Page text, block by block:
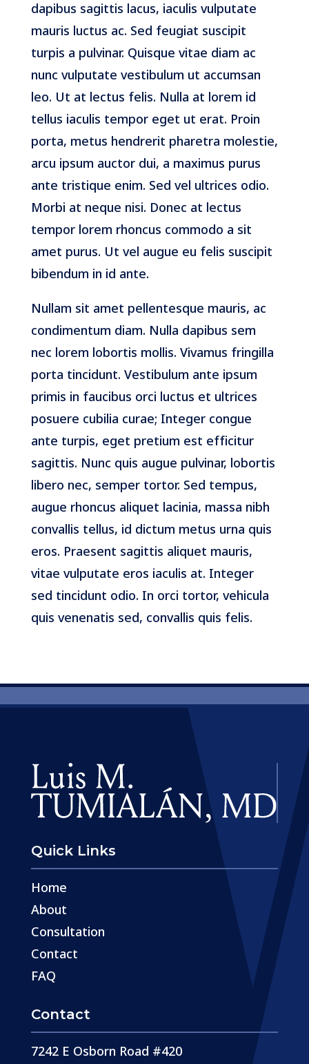
dapibus sagittis lacus, iaculis vulputate
mauris luctus ac. Sed feugiat suscipit
turpis a pulvinar. Quisque vitae diam ac
nunc vulputate vestibulum ut accumsan
leo. Ut at lectus felis. Nulla at lorem id
tellus iaculis tempor eget ut erat. Proin
porta, metus hendrerit pharetra molestie,
arcu ipsum auctor dui, a maximus purus
ante tristique enim. Sed vel ultrices odio.
Morbi at neque nisi. Donec at lectus
tempor lorem rhoncus commodo a sit
amet purus. Ut vel augue eu felis suscipit
bibendum in id ante.
Nullam sit amet pellentesque mauris, ac
condimentum diam. Nulla dapibus sem
nec lorem lobortis mollis. Vivamus fringilla
porta tincidunt. Vestibulum ante ipsum
primis in faucibus orci luctus et ultrices
posuere cubilia curae; Integer congue
ante turpis, eget pretium est efficitur
sagittis. Nunc quis augue pulvinar, lobortis
libero nec, semper tortor. Sed tempus,
augue rhoncus aliquet lacinia, massa nibh
convallis tellus, id dictum metus urna quis
eros. Praesent sagittis aliquet mauris,
vitae vulputate eros iaculis at. Integer
sed tincidunt odio. In orci tortor, vehicula
quis venenatis sed, convallis quis felis.
Quick Links
Home
About
Consultation
Contact
FAQ
Contact
7242 E Osborn Road #420